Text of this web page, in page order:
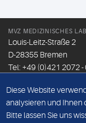
MVZ MEDIZINISCHES
Louis-Leitz-Straße 2
D-28355 Bremen
Tel: +49 (0)421 2072 -
Email:info@mlhb.de
DATENSCHUTZ
Diese Website
analysieren und Ihnen
Bitte lassen Sie uns